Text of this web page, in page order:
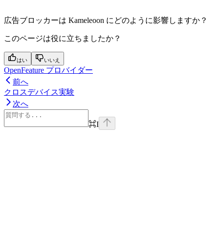
広告ブロッカーは Kameleoon にどのように影響しますか？
このページは役に立ちましたか？
はい いいえ
OpenFeature プロバイダー
前へ
クロスデバイス実験
次へ
⌘I